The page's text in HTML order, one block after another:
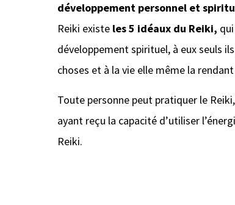
développement personnel et
Reiki existe les 5 idéaux du Reiki,
développement spirituel, à eux seuls
choses et à la vie elle même la
Toute personne peut pratiquer le
ayant reçu la capacité d’utiliser
Reiki.